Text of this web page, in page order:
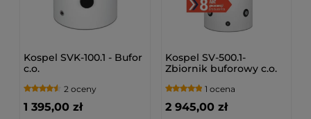
Kospel SVK-100.1 - Bufor
c.o.
2 oceny
1 395,00 zł
Kospel SV-500.1-
Zbiornik buforowy c.o.
1 ocena
2 945,00 zł